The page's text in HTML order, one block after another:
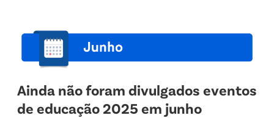
Ainda não foram divulgados eventos
de educação 2025 em junho